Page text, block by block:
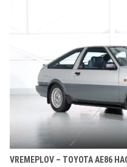
VREMEPLOV – TOYOTA AE86